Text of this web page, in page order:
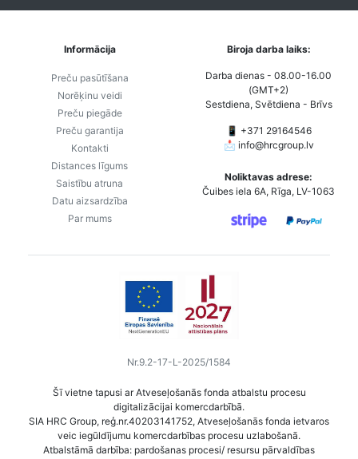
Informācija
Preču pasūtīšana
Norēķinu veidi
Preču piegāde
Preču garantija
Kontakti
Distances līgums
Saistību atruna
Datu aizsardzība
Par mums
Biroja darba laiks:
Darba dienas - 08.00-16.00
(GMT+2)
Sestdiena, Svētdiena - Brīvs
📱 +371 29164546
📩 info@hrcgroup.lv
Noliktavas adrese:
Čuibes iela 6A, Rīga, LV-1063
Nr.9.2-17-L-2025/1584
Šī vietne tapusi ar Atveseļošanās fonda atbalstu procesu
digitalizācijai komercdarbībā.
SIA HRC Group, reģ.nr.40203141752, Atveseļošanās fonda ietvaros
veic iegūldījumu komercdarbības procesu uzlabošanā.
Atbalstāmā darbība: pardošanas procesi/ resursu pārvaldības